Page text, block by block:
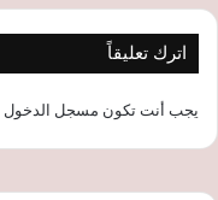
اترك تعليقاً
يجب أنت تكون مسجل الدخول